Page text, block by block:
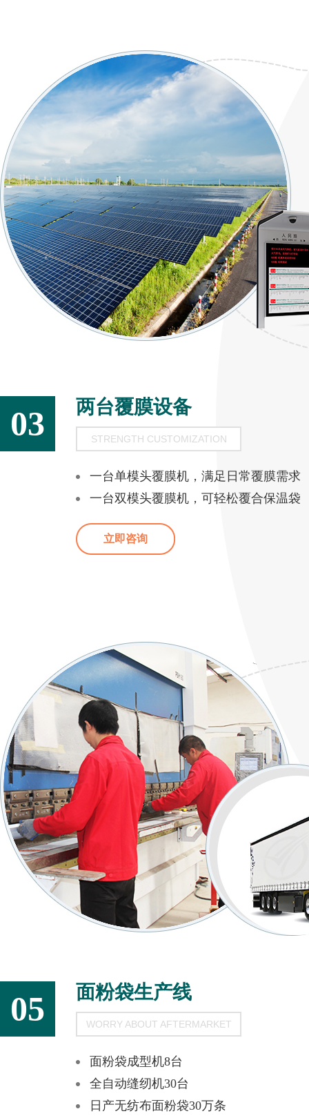
03 两台覆膜设备
STRENGTH CUSTOMIZATION
一台单模头覆膜机，满足日常覆膜需求
一台双模头覆膜机，可轻松覆合保温袋
立即咨询
05 面粉袋生产线
WORRY ABOUT AFTERMARKET
面粉袋成型机8台
全自动缝纫机30台
日产无纺布面粉袋30万条